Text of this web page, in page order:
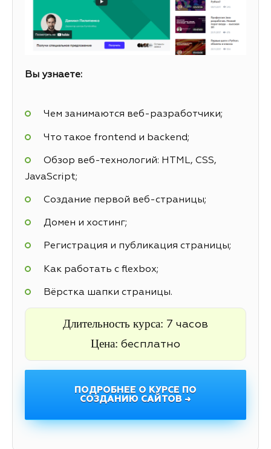
Вы узнаете:
Чем занимаются веб-разработчики;
Что такое frontend и backend;
Обзор веб-технологий: HTML, CSS,
JavaScript;
Создание первой веб-страницы;
Домен и хостинг;
Регистрация и публикация страницы;
Как работать с flexbox;
Вёрстка шапки страницы.
Длительность курса: 7 часов
Цена: бесплатно
ПОДРОБНЕЕ О КУРСЕ ПО
СОЗДАНИЮ САЙТОВ →